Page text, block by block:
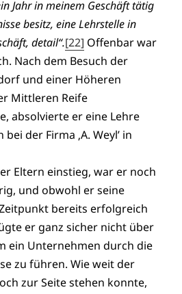
Jahr in meinem Geschäft tätig
besitz, eine Lehrstelle in
detail“.[22] Offenbar war
Nach dem Besuch der
und einer Höheren
Mittleren Reife
absolvierte er eine Lehre
der Firma ‚A. Weyl’ in
Eltern einstieg, war er noch
und obwohl er seine
bereits erfolgreich
er ganz sicher nicht über
ein Unternehmen durch die
zu führen. Wie weit der
zur Seite stehen konnte,